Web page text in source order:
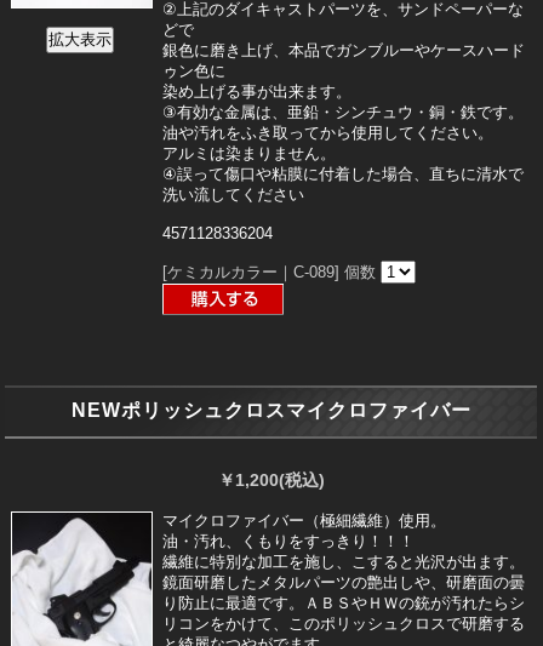
②上記のダイキャストパーツを、サンドペーパーな
どで
銀色に磨き上げ、本品でガンブルーやケースハード
ゥン色に
染め上げる事が出来ます。
③有効な金属は、亜鉛・シンチュウ・銅・鉄です。
油や汚れをふき取ってから使用してください。
アルミは染まりません。
④誤って傷口や粘膜に付着した場合、直ちに清水で
洗い流してください
4571128336204
[ケミカルカラー｜C-089] 個数
NEWポリッシュクロスマイクロファイバー
￥1,200(税込)
マイクロファイバー（極細繊維）使用。
油・汚れ、くもりをすっきり！！！
繊維に特別な加工を施し、こすると光沢が出ます。
鏡面研磨したメタルパーツの艶出しや、研磨面の曇
り防止に最適です。ＡＢＳやＨＷの銃が汚れたらシ
リコンをかけて、このポリッシュクロスで研磨する